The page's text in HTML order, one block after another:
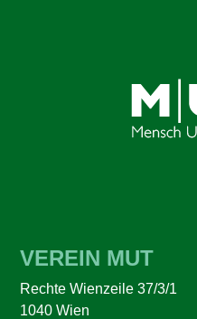
VEREIN MUT
Rechte Wienzeile 37/3/1
1040 Wien